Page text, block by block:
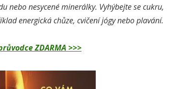
nebo nesycené minerálky. Vyhýbejte se cukru,
energická chůze, cvičení jógy nebo plavání.
ZDARMA >>>